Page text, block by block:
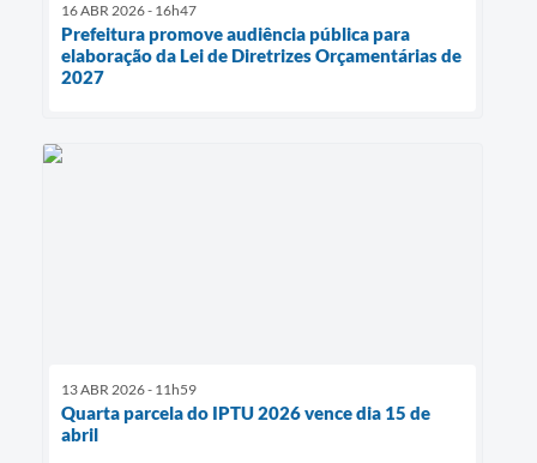
16 ABR 2026 - 16h47
Prefeitura promove audiência pública para
elaboração da Lei de Diretrizes Orçamentárias de
2027
13 ABR 2026 - 11h59
Quarta parcela do IPTU 2026 vence dia 15 de
abril